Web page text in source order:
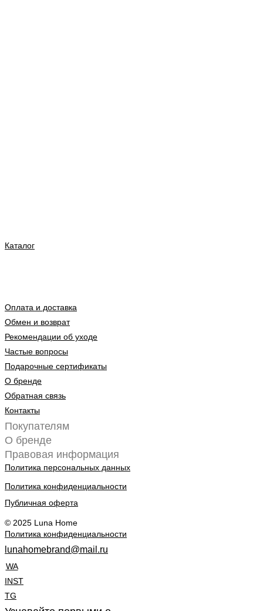
Каталог
Оплата и доставка
Обмен и возврат
Рекомендации об уходе
Частые вопросы
Подарочные сертификаты
О бренде
Обратная связь
Контакты
Покупателям
О бренде
Правовая информация
Политика персональных данных
Политика конфиденциальности
Публичная оферта
© 2025 Luna Home
Политика конфиденциальности
lunahomebrand@mail.ru
WA
INST
TG